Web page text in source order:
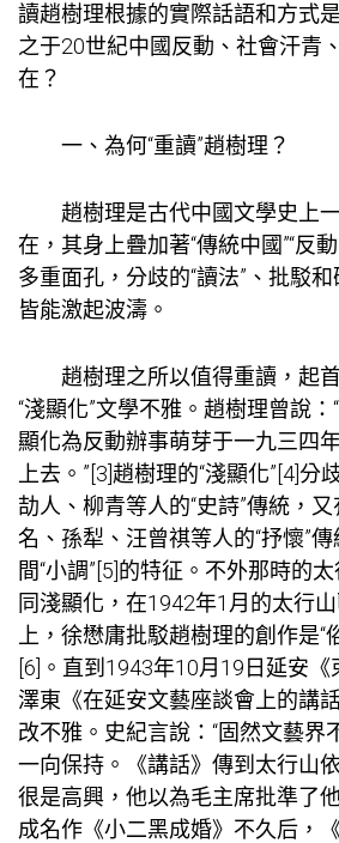
讀趙樹理根據的實際話語和方式
之于20世紀中國反動、社會汗青
在？
一、為何“重讀”趙樹理？
趙樹理是古代中國文學史上
在，其身上疊加著“傳統中國”“反
多重面孔，分歧的“讀法”、批駁
皆能激起波濤。
趙樹理之所以值得重讀，起
“淺顯化”文學不雅。趙樹理曾說
顯化為反動辦事萌芽于一九三四
上去。”[3]趙樹理的“淺顯化”[4]
劼人、柳青等人的“史詩”傳統，
名、孫犁、汪曾祺等人的“抒懷”
間“小調”[5]的特征。不外那時的
同淺顯化，在1942年1月的太行
上，徐懋庸批駁趙樹理的創作是“
[6]。直到1943年10月19日延安
澤東《在延安文藝座談會上的講
改不雅。史紀言說：“固然文藝界
一向保持。《講話》傳到太行山
很是高興，他以為毛主席批準了
成名作《小二黑成婚》不久后，